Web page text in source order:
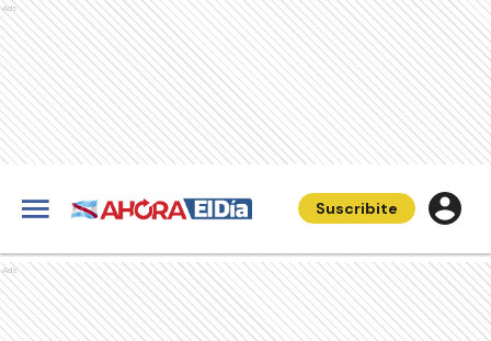
Ads
Suscribite
Ads